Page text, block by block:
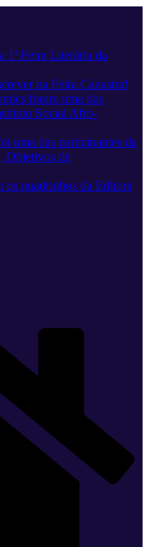
1ª Feira Literária da
na Feira Canastra!
foram uma das
Social Afro-
uma das participantes da
Objetivos de
quadrinhos da Editora